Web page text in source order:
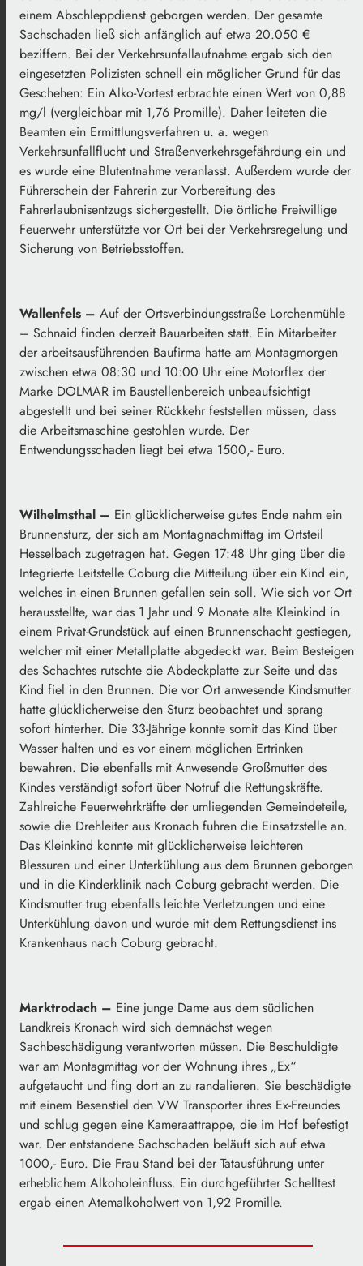
einem Abschleppdienst geborgen werden. Der gesamte
Sachschaden ließ sich anfänglich auf etwa 20.050 €
beziffern. Bei der Verkehrsunfallaufnahme ergab sich den
eingesetzten Polizisten schnell ein möglicher Grund für das
Geschehen: Ein Alko-Vortest erbrachte einen Wert von 0,88
mg/l (vergleichbar mit 1,76 Promille). Daher leiteten die
Beamten ein Ermittlungsverfahren u. a. wegen
Verkehrsunfallflucht und Straßenverkehrsgefährdung ein und
es wurde eine Blutentnahme veranlasst. Außerdem wurde der
Führerschein der Fahrerin zur Vorbereitung des
Fahrerlaubnisentzugs sichergestellt. Die örtliche Freiwillige
Feuerwehr unterstützte vor Ort bei der Verkehrsregelung und
Sicherung von Betriebsstoffen.
Wallenfels – Auf der Ortsverbindungsstraße Lorchenmühle
– Schnaid finden derzeit Bauarbeiten statt. Ein Mitarbeiter
der arbeitsausführenden Baufirma hatte am Montagmorgen
zwischen etwa 08:30 und 10:00 Uhr eine Motorflex der
Marke DOLMAR im Baustellenbereich unbeaufsichtigt
abgestellt und bei seiner Rückkehr feststellen müssen, dass
die Arbeitsmaschine gestohlen wurde. Der
Entwendungsschaden liegt bei etwa 1500,- Euro.
Wilhelmsthal – Ein glücklicherweise gutes Ende nahm ein
Brunnensturz, der sich am Montagnachmittag im Ortsteil
Hesselbach zugetragen hat. Gegen 17:48 Uhr ging über die
Integrierte Leitstelle Coburg die Mitteilung über ein Kind ein,
welches in einen Brunnen gefallen sein soll. Wie sich vor Ort
herausstellte, war das 1 Jahr und 9 Monate alte Kleinkind in
einem Privat-Grundstück auf einen Brunnenschacht gestiegen,
welcher mit einer Metallplatte abgedeckt war. Beim Besteigen
des Schachtes rutschte die Abdeckplatte zur Seite und das
Kind fiel in den Brunnen. Die vor Ort anwesende Kindsmutter
hatte glücklicherweise den Sturz beobachtet und sprang
sofort hinterher. Die 33-Jährige konnte somit das Kind über
Wasser halten und es vor einem möglichen Ertrinken
bewahren. Die ebenfalls mit Anwesende Großmutter des
Kindes verständigt sofort über Notruf die Rettungskräfte.
Zahlreiche Feuerwehrkräfte der umliegenden Gemeindeteile,
sowie die Drehleiter aus Kronach fuhren die Einsatzstelle an.
Das Kleinkind konnte mit glücklicherweise leichteren
Blessuren und einer Unterkühlung aus dem Brunnen geborgen
und in die Kinderklinik nach Coburg gebracht werden. Die
Kindsmutter trug ebenfalls leichte Verletzungen und eine
Unterkühlung davon und wurde mit dem Rettungsdienst ins
Krankenhaus nach Coburg gebracht.
Marktrodach – Eine junge Dame aus dem südlichen
Landkreis Kronach wird sich demnächst wegen
Sachbeschädigung verantworten müssen. Die Beschuldigte
war am Montagmittag vor der Wohnung ihres „Ex“
aufgetaucht und fing dort an zu randalieren. Sie beschädigte
mit einem Besenstiel den VW Transporter ihres Ex-Freundes
und schlug gegen eine Kameraattrappe, die im Hof befestigt
war. Der entstandene Sachschaden beläuft sich auf etwa
1000,- Euro. Die Frau Stand bei der Tatausführung unter
erheblichem Alkoholeinfluss. Ein durchgeführter Schelltest
ergab einen Atemalkoholwert von 1,92 Promille.